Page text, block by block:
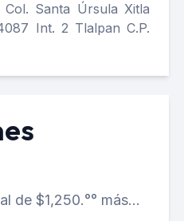
Col. Santa Úrsula Xitla
Int. 2 Tlalpan C.P.
de $1,250.°° más...